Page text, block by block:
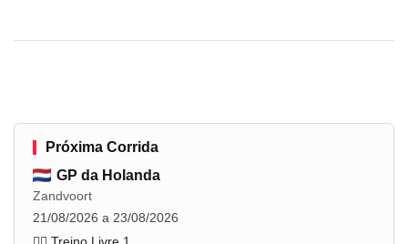
Próxima Corrida
GP da Holanda
Zandvoort
21/08/2026 a 23/08/2026
🏋️‍♂️ Treino Livre 1